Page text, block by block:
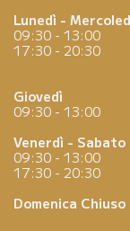
Lunedì -
09:30 - 13:00
17:30 - 20:30
Giovedì
09:30 - 13:00
Venerdì - Sabato
09:30 - 13:00
17:30 - 20:30
Domenica Chiuso